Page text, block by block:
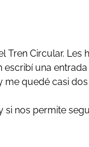
Circular. Les
una
quedé casi
nos permite